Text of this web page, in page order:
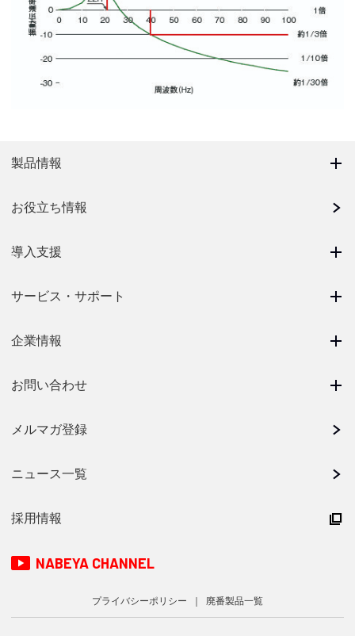
製品情報
お役立ち情報
導入支援
サービス・サポート
企業情報
お問い合わせ
メルマガ登録
ニュース一覧
採用情報
NABEYA CHANNEL
プライバシーポリシー 廃番製品一覧